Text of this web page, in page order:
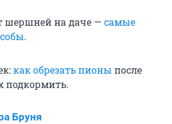
шершней на даче — самые
.
как обрезать пионы после
подкормить.
Бруня